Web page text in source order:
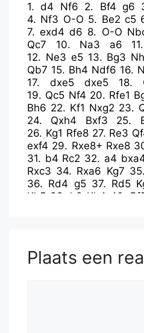
1.d4 Nf6 2. Bf4 g6
4. Nf3 O-O 5. Be2 c5
7.exd4 d6 8. O-O
Qc7
10. Na3 a6
12. Ne3 e5 13. Bg3
Qb7 15. Bh4 Ndf6 16.
17. dxe5 dxe5 18.
19. Qc5 Nf4 20. Rfe1
Bh6 22. Kf1 Nxg2 23.
24. Qxh4 Bxf3 25.
26. Kg1 Rfe8 27. Re3
exf4 29. Rxe8+ Rxe8
31. b4 Rc2 32. a4
Rxc3 34. Rxa6 Kg7 35.
36. Rd4 g5 37. Rd5
Kh5 39. h3 Kh4 40.
Plaats een